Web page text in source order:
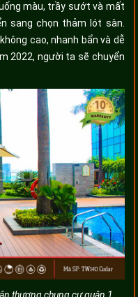
màu, trầy sướt và mất
sang chọn thảm lót sàn.
cao, nhanh bẩn và dễ
2022, người ta sẽ chuyển
thượng chung cư quận 1